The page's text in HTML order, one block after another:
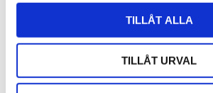
TILLÅT ALLA
TILLÅT URVAL
Bli den första att lämna ett omdöme.